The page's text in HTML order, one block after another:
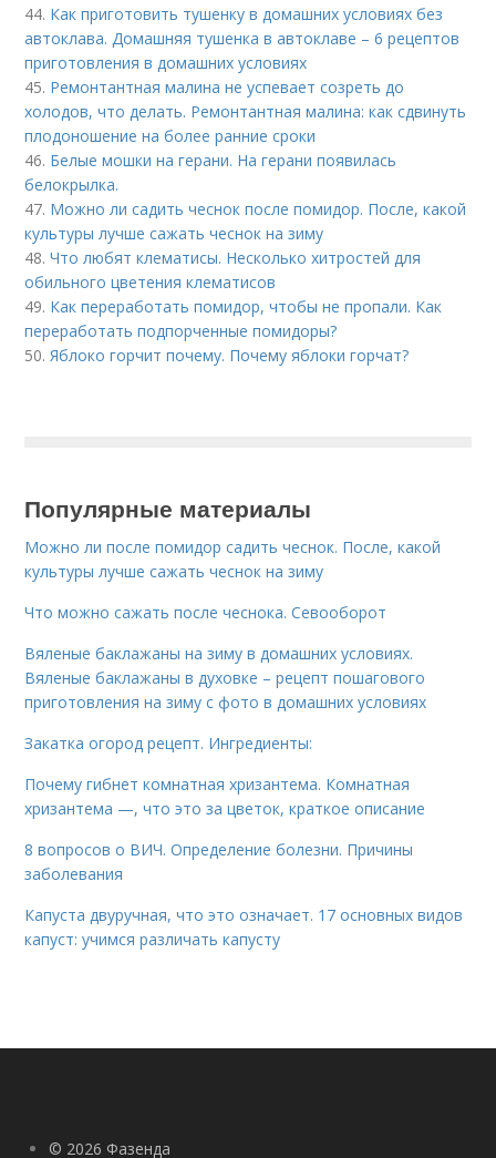
44. Как приготовить тушенку в домашних условиях без
автоклава. Домашняя тушенка в автоклаве – 6 рецептов
приготовления в домашних условиях
45. Ремонтантная малина не успевает созреть до
холодов, что делать. Ремонтантная малина: как сдвинуть
плодоношение на более ранние сроки
46. Белые мошки на герани. На герани появилась
белокрылка.
47. Можно ли садить чеснок после помидор. После, какой
культуры лучше сажать чеснок на зиму
48.Что любят клематисы. Несколько хитростей для
обильного цветения клематисов
49. Как переработать помидор, чтобы не пропали. Как
переработать подпорченные помидоры?
50.Яблоко горчит почему. Почему яблоки горчат?
Популярные материалы
Можно ли после помидор садить чеснок. После, какой
культуры лучше сажать чеснок на зиму
Что можно сажать после чеснока. Севооборот
Вяленые баклажаны на зиму в домашних условиях.
Вяленые баклажаны в духовке – рецепт пошагового
приготовления на зиму с фото в домашних условиях
Закатка огород рецепт. Ингредиенты:
Почему гибнет комнатная хризантема. Комнатная
хризантема —, что это за цветок, краткое описание
8 вопросов о ВИЧ. Определение болезни. Причины
заболевания
Капуста двуручная, что это означает. 17 основных видов
капуст: учимся различать капусту
© 2026 Фазенда